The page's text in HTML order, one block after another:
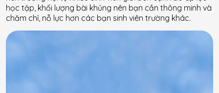
học tập, khối lượng bài khủng nên bạn cần thông minh và
chăm chỉ, nỗ lực hơn các bạn sinh viên trường khác.